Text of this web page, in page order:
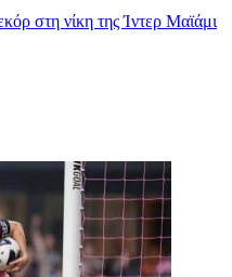
στη νίκη της Ίντερ Μαϊάμι